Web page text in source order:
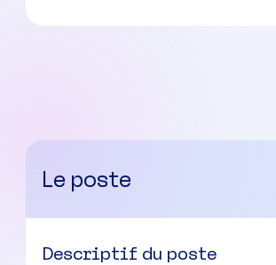
Le poste
Descriptif du poste